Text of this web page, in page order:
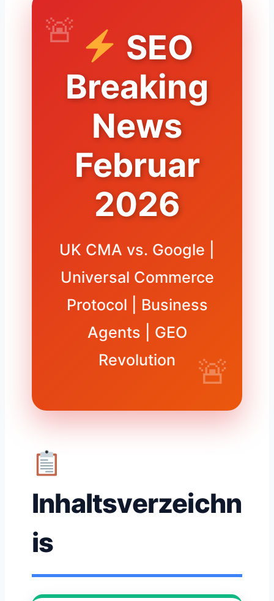
SEO
Breaking
News
Februar
2026
UK CMA vs. Google |
Universal Commerce
Protocol | Business
Agents | GEO
Revolution
Inhaltsverzeichn
is